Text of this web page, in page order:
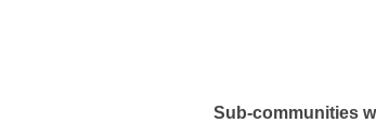
Sub-communities